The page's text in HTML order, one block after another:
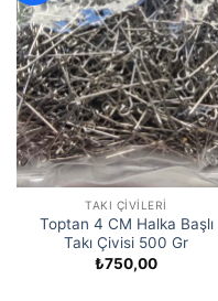
TAKI ÇIVILERI
Toptan 4 CM Halka Başlı
Takı Çivisi 500 Gr
₺750,00